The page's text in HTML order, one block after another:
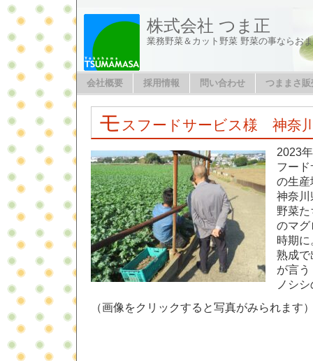
株式会社 つま正
業務野菜＆カット野菜 野菜の事ならお
会社概要 採用情報 問い合わせ つままさ
モ スフードサービス様 神奈
2023
フー
の生産
神奈川
野菜
のマグ
時期
熟成で
が言
ノシ
（画像をクリックすると写真がみられます